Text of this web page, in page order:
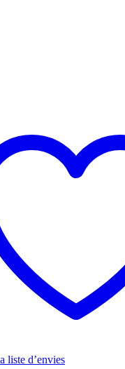
liste d’envies